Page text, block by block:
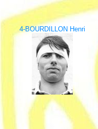
4-BOURDILLON Henri